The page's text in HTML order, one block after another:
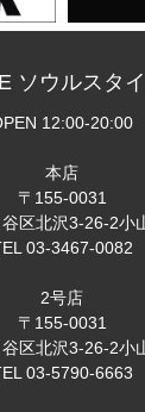
ソウルスタ
12:00-20:00
本店
〒155-0031
区北沢3-26-2小
03-3467-0082
2号店
〒155-0031
区北沢3-26-2小
03-5790-6663